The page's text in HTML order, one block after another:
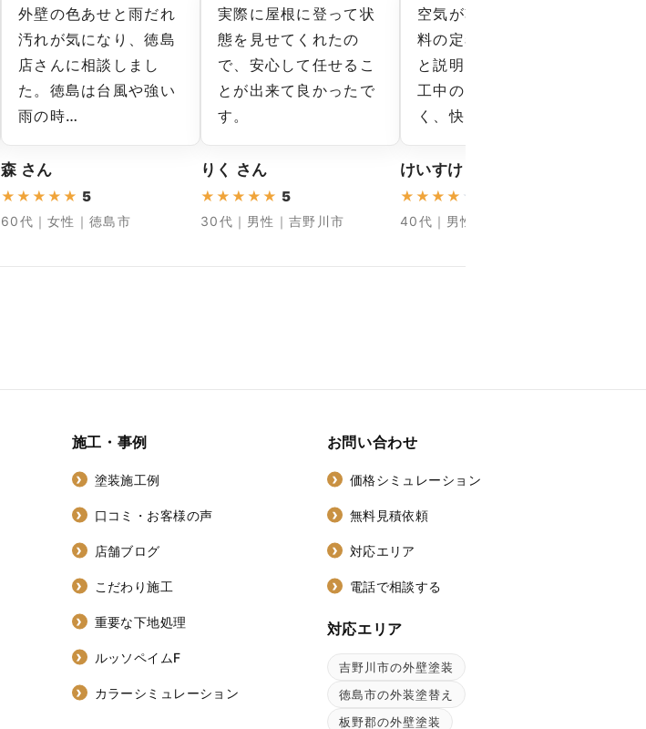
外壁の色あせと雨だれ
汚れが気になり、徳島
店さんに相談しまし
た。徳島は台風や強い
雨の時…
森 さん
★ ★ ★ ★ ★ 5
60代｜女性｜徳島市
実際に屋根に登って状
態を見せてくれたの
で、安心して任せるこ
とが出来て良かったで
す。
りく さん
★ ★ ★ ★ ★ 5
30代｜男性｜吉野川市
空気が乾いていて、塗
料の定着が良い時期だ
と説明されて納得。施
工中のにおいも少な
く、快…
けいすけ さん
★ ★ ★ ★ ★
40代｜男性｜阿波市
施工・事例
塗装施工例
口コミ・お客様の声
店舗ブログ
こだわり施工
重要な下地処理
ルッソペイムF
カラーシミュレーション
お問い合わせ
価格シミュレーション
無料見積依頼
対応エリア
電話で相談する
対応エリア
吉野川市の外壁塗装
徳島市の外装塗替え
板野郡の外壁塗装